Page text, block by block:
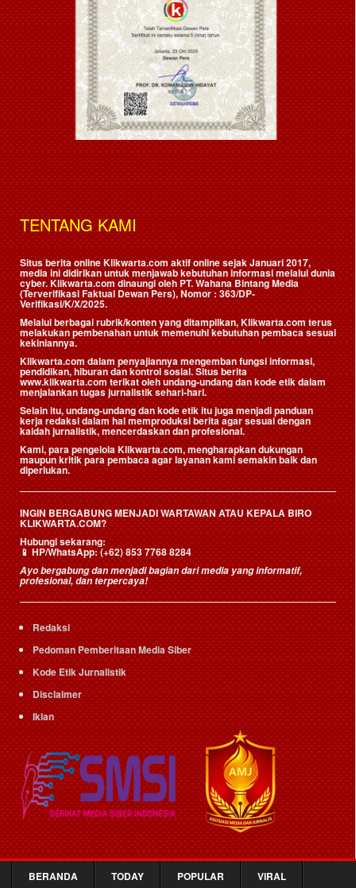
TENTANG KAMI
Situs berita online Klikwarta.com aktif online sejak Januari 2017,
media ini didirikan untuk menjawab kebutuhan informasi melalui dunia
cyber. Klikwarta.com dinaungi oleh PT. Wahana Bintang Media
(Terverifikasi Faktual Dewan Pers), Nomor : 363/DP-
Verifikasi/K/X/2025.
Melalui berbagai rubrik/konten yang ditampilkan, Klikwarta.com terus
melakukan pembenahan untuk memenuhi kebutuhan pembaca sesuai
kekiniannya.
Klikwarta.com dalam penyajiannya mengemban fungsi informasi,
pendidikan, hiburan dan kontrol sosial. Situs berita
www.klikwarta.com terikat oleh undang-undang dan kode etik dalam
menjalankan tugas jurnalistik sehari-hari.
Selain itu, undang-undang dan kode etik itu juga menjadi panduan
kerja redaksi dalam hal memproduksi berita agar sesuai dengan
kaidah jurnalistik, mencerdaskan dan profesional.
Kami, para pengelola Klikwarta.com, mengharapkan dukungan
maupun kritik para pembaca agar layanan kami semakin baik dan
diperlukan.
INGIN BERGABUNG MENJADI WARTAWAN ATAU KEPALA BIRO
KLIKWARTA.COM?
Hubungi sekarang:
📱HP/WhatsApp:(+62) 853 7768 8284
Ayo bergabung dan menjadi bagian dari media yang informatif,
profesional, dan terpercaya!
Redaksi
Pedoman Pemberitaan Media Siber
Kode Etik Jurnalistik
Disclaimer
Iklan
BERANDA TODAY POPULAR VIRAL